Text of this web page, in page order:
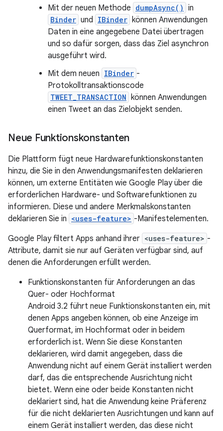
Mit der neuen Methode dumpAsync() in
Binder und IBinder können Anwendungen
Daten in eine angegebene Datei übertragen
und so dafür sorgen, dass das Ziel asynchron
ausgeführt wird.
Mit dem neuen IBinder -
Protokolltransaktionscode
TWEET_TRANSACTION können Anwendungen
einen Tweet an das Zielobjekt senden.
Neue Funktionskonstanten
Die Plattform fügt neue Hardwarefunktionskonstanten
hinzu, die Sie in den Anwendungsmanifesten deklarieren
können, um externe Entitäten wie Google Play über die
erforderlichen Hardware- und Softwarefunktionen zu
informieren. Diese und andere Merkmalskonstanten
deklarieren Sie in <uses-feature> -Manifestelementen.
Google Play filtert Apps anhand ihrer <uses-feature> -
Attribute, damit sie nur auf Geräten verfügbar sind, auf
denen die Anforderungen erfüllt werden.
Funktionskonstanten für Anforderungen an das
Quer- oder Hochformat
Android 3.2 führt neue Funktionskonstanten ein, mit
denen Apps angeben können, ob eine Anzeige im
Querformat, im Hochformat oder in beidem
erforderlich ist. Wenn Sie diese Konstanten
deklarieren, wird damit angegeben, dass die
Anwendung nicht auf einem Gerät installiert werden
darf, das die entsprechende Ausrichtung nicht
bietet. Wenn eine oder beide Konstanten nicht
deklariert sind, hat die Anwendung keine Präferenz
für die nicht deklarierten Ausrichtungen und kann auf
einem Gerät installiert werden, das diese nicht